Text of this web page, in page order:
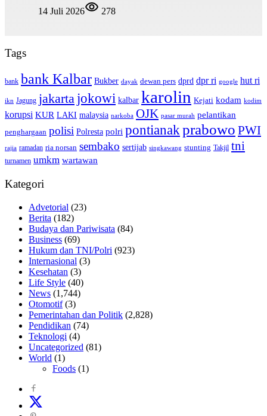
14 Juli 2026
278
Tags
bank bank Kalbar Bukber dayak dewan pers dprd dpr ri google hut ri
ikn Jagung jakarta jokowi kalbar karolin Kejati kodam kodim
korupsi KUR LAKI malaysia narkoba OJK pasar murah pelantikan
penghargaan polisi Polresta polri pontianakprabowo PWI
rajia ramadan ria norsan sembako sertijab singkawang stunting Takjil tni
turnamen umkm wartawan
Kategori
Advetorial (23)
Berita (182)
Budaya dan Pariwisata (84)
Business (69)
Hukum dan TNI/Polri (923)
Internasional (3)
Kesehatan (3)
Life Style (40)
News (1,744)
Otomotif(3)
Pemerintahan dan Politik (2,828)
Pendidikan (74)
Teknologi (4)
Uncategorized (81)
World (1)
Foods (1)